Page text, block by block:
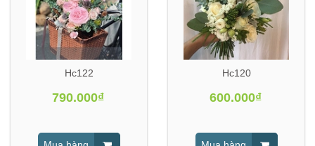
Hc122
790.000₫
Hc120
600.000₫